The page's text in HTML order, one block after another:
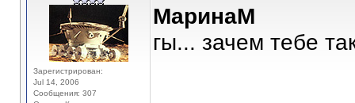
Зарегистрирован:
Jul 14, 2006
Сообщения: 307
МаринаМ
гы... зачем тебе